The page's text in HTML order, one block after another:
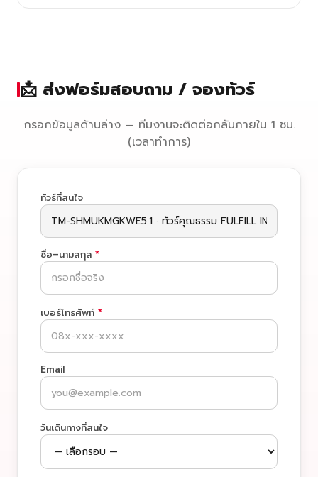
📩 ส่งฟอร์มสอบถาม / จองทัวร์
กรอกข้อมูลด้านล่าง — ทีมงานจะติดต่อกลับภายใน 1 ชม.
(เวลาทำการ)
ทัวร์ที่สนใจ
ชื่อ–นามสกุล *
เบอร์โทรศัพท์ *
Email
วันเดินทางที่สนใจ